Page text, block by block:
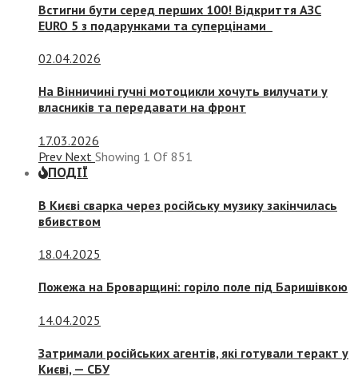
Встигни бути серед перших 100! Відкриття АЗС
EURO 5 з подарунками та суперцінами
02.04.2026
На Вінничині гучні мотоцикли хочуть вилучати у
власників та передавати на фронт
17.03.2026
Prev Next Showing 1 Of 851
ПОДІЇ
В Києві сварка через російську музику закінчилась
вбивством
18.04.2025
Пожежа на Броварщині: горіло поле під Баришівкою
14.04.2025
Затримали російських агентів, які готували теракт у
Києві, — СБУ